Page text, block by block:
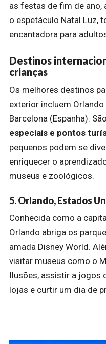
as festas de fim de
o espetáculo Natal Luz,
encantadora para
Destinos
crianças
Os melhores destinos
exterior incluem
Barcelona (Espanha).
especiais e pontos
pequenos podem se
enriquecer o
museus e zoológicos.
5. Orlando, Estados
Conhecida como a
Orlando abriga os
amada Disney World.
visitar museus como o
Ilusões, assistir a jogos
lojas e curtir um dia de